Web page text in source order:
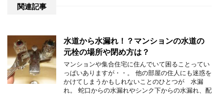
関連記事
水道から水漏れ！？マンションの水道の
元栓の場所や閉め方は？
マンションや集合住宅に住んでいて困ることってい
っぱいありますが・・。 他の部屋の住人にも迷惑を
かけてしまうかもしれないことのひとつが 水漏
れ。 蛇口からの水漏れやシンク下からの水漏れ、配